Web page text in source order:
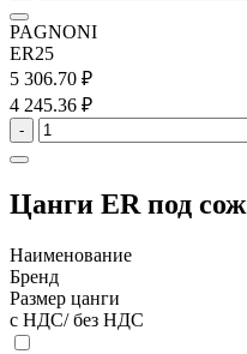
PAGNONI
ER25
5 306.70 ₽
4 245.36 ₽
-
Цанги ER под сож
Наименование
Бренд
Размер цанги
с НДС/ без НДС